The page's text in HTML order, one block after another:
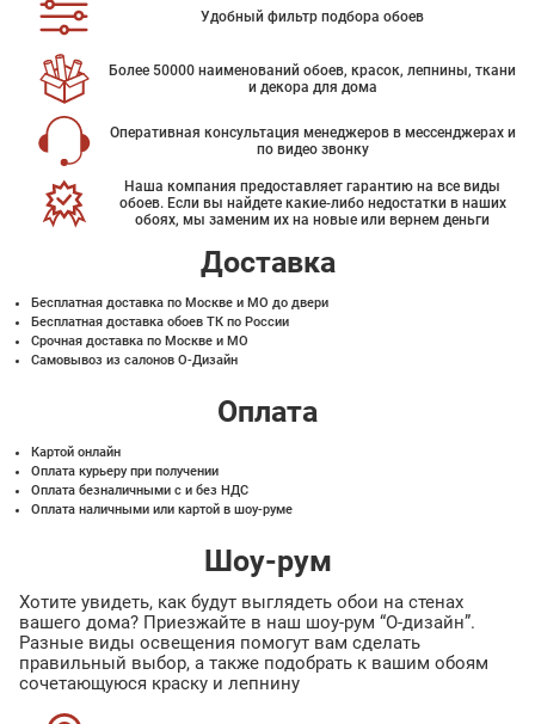
Удобный фильтр подбора обоев
Более 50000 наименований обоев, красок, лепнины, ткани
и декора для дома
Оперативная консультация менеджеров в мессенджерах и
по видео звонку
Наша компания предоставляет гарантию на все виды
обоев. Если вы найдете какие-либо недостатки в наших
обоях, мы заменим их на новые или вернем деньги
Доставка
Бесплатная доставка по Москве и МО до двери
Бесплатная доставка обоев ТК по России
Срочная доставка по Москве и МО
Самовывоз из салонов О-Дизайн
Оплата
Картой онлайн
Оплата курьеру при получении
Оплата безналичными с и без НДС
Оплата наличными или картой в шоу-руме
Шоу-рум
Хотите увидеть, как будут выглядеть обои на стенах
вашего дома? Приезжайте в наш шоу-рум “О-дизайн”.
Разные виды освещения помогут вам сделать
правильный выбор, а также подобрать к вашим обоям
сочетающуюся краску и лепнину